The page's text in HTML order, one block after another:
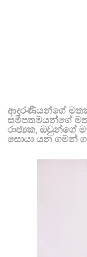
ආදරණීයන්ගේ
සමීපතමයන්ගේ
රාජ්‍යක, ඔවුන්ගේ
සොයා යන ගමන්